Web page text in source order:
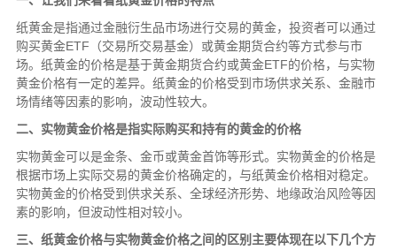
纸黄金是指通过金融衍生品市场进行交易的黄金，投资者可以通过
购买黄金ETF（交易所交易基金）或黄金期货合约等方式参与市
场。纸黄金的价格是基于黄金期货合约或黄金ETF的价格，与实物
黄金价格有一定的差异。纸黄金的价格受到市场供求关系、金融市
场情绪等因素的影响，波动性较大。
二、实物黄金价格是指实际购买和持有的黄金的价格
实物黄金可以是金条、金币或黄金首饰等形式。实物黄金的价格是
根据市场上实际交易的黄金价格确定的，与纸黄金价格相对稳定。
实物黄金的价格受到供求关系、全球经济形势、地缘政治风险等因
素的影响，但波动性相对较小。
三、纸黄金价格与实物黄金价格之间的区别主要体现在以下几个方